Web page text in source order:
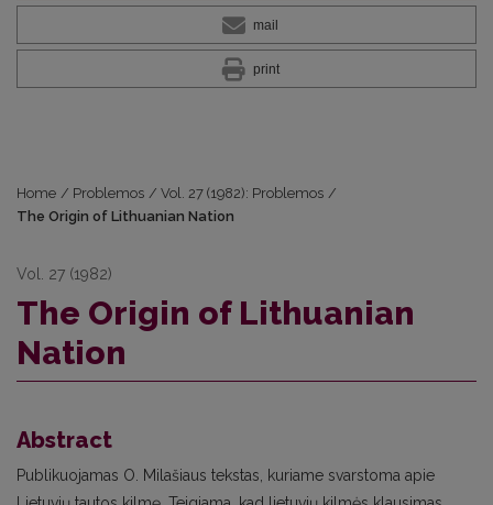
mail
print
Home / Problemos / Vol. 27 (1982): Problemos /
The Origin of Lithuanian Nation
Vol. 27 (1982)
The Origin of Lithuanian
Nation
Abstract
Publikuojamas O. Milašiaus tekstas, kuriame svarstoma apie